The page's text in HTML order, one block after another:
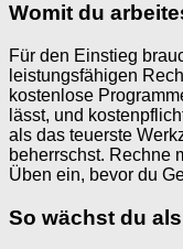
Womit du
Für den Einstieg
leistungsfähigen
kostenlose
lässt, und
als das teuerste
beherrschst. Rechne
Üben ein, bevor du
So wächst du